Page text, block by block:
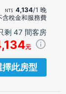
4,134/1 晚
含稅金和服務費
剩 47 間客房
元
擇此房型